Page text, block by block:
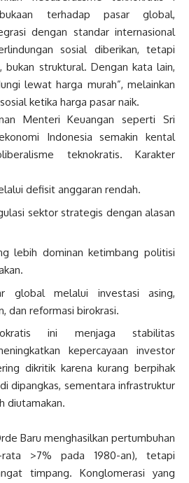
terhadap pasar global,
dengan standar internasional
sosial diberikan, tetapi
bukan struktural. Dengan kata lain,
lewat harga murah”, melainkan
ketika harga pasar naik.
Menteri Keuangan seperti Sri
Indonesia semakin kental
teknokratis. Karakter
defisit anggaran rendah.
sektor strategis dengan alasan
lebih dominan ketimbang politisi
global melalui investasi asing,
dan reformasi birokrasi.
ini menjaga stabilitas
kepercayaan investor
dikritik karena kurang berpihak
dipangkas, sementara infrastruktur
diutamakan.
Baru menghasilkan pertumbuhan
>7% pada 1980-an), tetapi
timpang. Konglomerasi yang